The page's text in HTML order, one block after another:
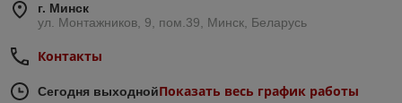
г. Минск
ул. Монтажников, 9, пом.39, Минск, Беларусь
Контакты
Сегодня выходнойПоказать весь график работы